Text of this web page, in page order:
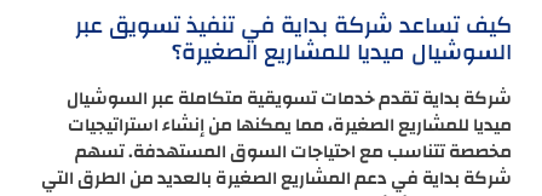
كيف تساعد شركة بداية في تنفيذ تسويق عبر
السوشيال ميديا للمشاريع الصغيرة؟
شركة بداية تقدم خدمات تسويقية متكاملة عبر السوشيال
ميديا للمشاريع الصغيرة، مما يمكنها من إنشاء استراتيجيات
مخصصة تتناسب مع احتياجات السوق المستهدفة. تسهم
شركة بداية في دعم المشاريع الصغيرة بالعديد من الطرق التي